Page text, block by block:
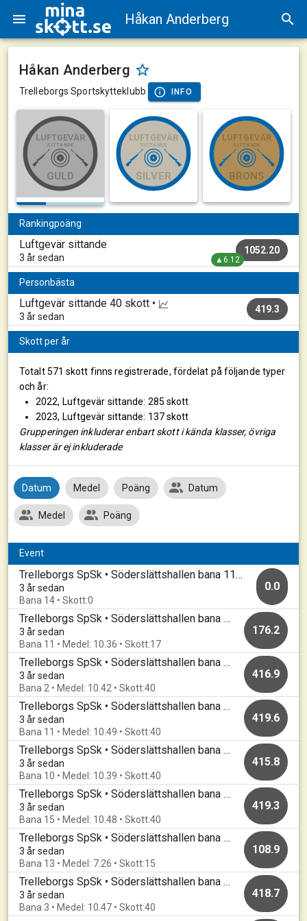
Håkan Anderberg
Håkan Anderberg
Trelleborgs Sportskytteklubb INFO
LUFTGEVÄR
SITTANDE
GULD
LUFTGEVÄR
SITTANDE
SILVER
LUFTGEVÄR
SITTANDE
BRONS
Rankingpoäng
Luftgevär sittande
3 år sedan
1052.20
▲6.12
Personbästa
Luftgevär sittande 40 skott •
3 år sedan
419.3
Skott per år
Totalt 571 skott finns registrerade, fördelat på följande typer
och år:
2022, Luftgevär sittande: 285 skott
2023, Luftgevär sittande: 137 skott
Grupperingen inkluderar enbart skott i kända klasser, övriga
klasser är ej inkluderade
Datum Medel Poäng Datum
Medel Poäng
Event
Trelleborgs SpSk • Söderslättshallen bana 11-20 • 20230206_B
3 år sedan
Bana 14 • Skott:0
0.0
Trelleborgs SpSk • Söderslättshallen bana 11-20 • 20230130_B
3 år sedan
Bana 11 • Medel: 10.36 • Skott:17
176.2
Trelleborgs SpSk • Söderslättshallen bana 1-10 • 20230123_A
3 år sedan
Bana 2 • Medel: 10.42 • Skott:40
416.9
Trelleborgs SpSk • Söderslättshallen bana 11-20 • 20230116_B
3 år sedan
Bana 11 • Medel: 10.49 • Skott:40
419.6
Trelleborgs SpSk • Söderslättshallen bana 1-10 • 20230116_A
3 år sedan
Bana 10 • Medel: 10.39 • Skott:40
415.8
Trelleborgs SpSk • Söderslättshallen bana 11-20 • 20230109_B
3 år sedan
Bana 15 • Medel: 10.48 • Skott:40
419.3
Trelleborgs SpSk • Söderslättshallen bana 11-20 • 20221216_B
3 år sedan
Bana 13 • Medel: 7.26 • Skott:15
108.9
Trelleborgs SpSk • Söderslättshallen bana 1-10 • 20221205_A
3 år sedan
Bana 3 • Medel: 10.47 • Skott:40
418.7